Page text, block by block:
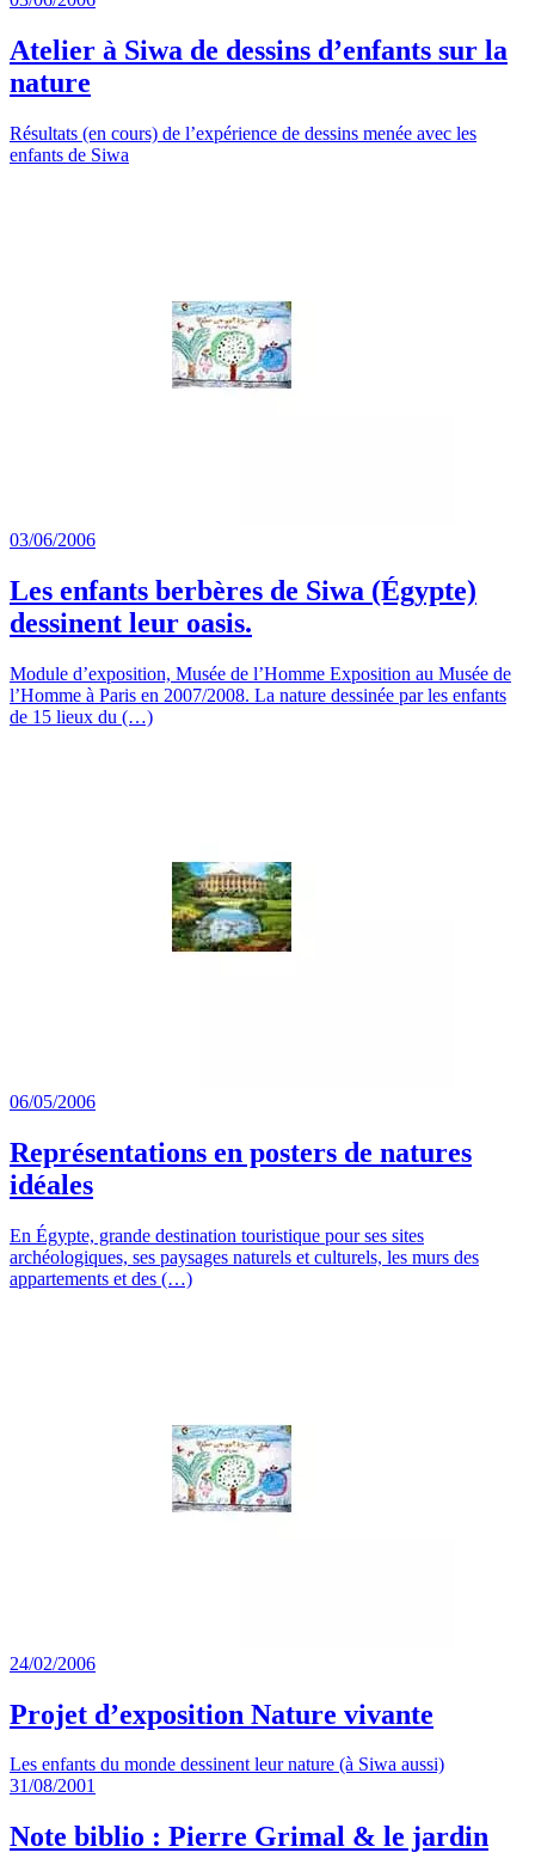
Atelier à Siwa de dessins d’enfants sur la
nature
Résultats (en cours) de l’expérience de dessins menée avec les
enfants de Siwa
03/06/2006
Les enfants berbères de Siwa (Égypte)
dessinent leur oasis.
Module d’exposition, Musée de l’Homme Exposition au Musée de
l’Homme à Paris en 2007/2008. La nature dessinée par les enfants
de 15 lieux du (…)
06/05/2006
Représentations en posters de natures
idéales
En Égypte, grande destination touristique pour ses sites
archéologiques, ses paysages naturels et culturels, les murs des
appartements et des (…)
24/02/2006
Projet d’exposition Nature vivante
Les enfants du monde dessinent leur nature (à Siwa aussi)
31/08/2001
Note biblio : Pierre Grimal & le jardin